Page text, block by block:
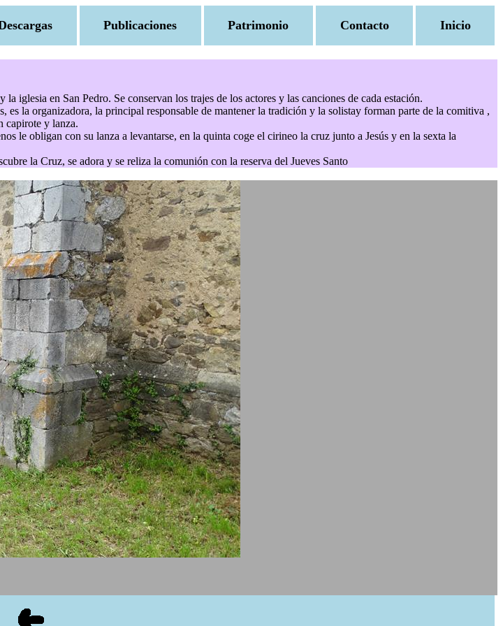
Publicaciones Patrimonio Contacto Inicio
iglesia en San Pedro. Se conservan los trajes de los actores y las canciones de cada estación.
la organizadora, la principal responsable de mantener la tradición y la solistay forman parte de la comitiva ,
capirote y lanza.
le obligan con su lanza a levantarse, en la quinta coge el cirineo la cruz junto a Jesús y en la sexta la
la Cruz, se adora y se reliza la comunión con la reserva del Jueves Santo